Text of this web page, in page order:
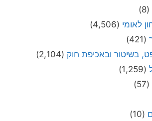
(8)
לאומי (4,506)
(421)
בשיטור ובאכיפת חוק (2,104)
(1,259)
(57)
(10)